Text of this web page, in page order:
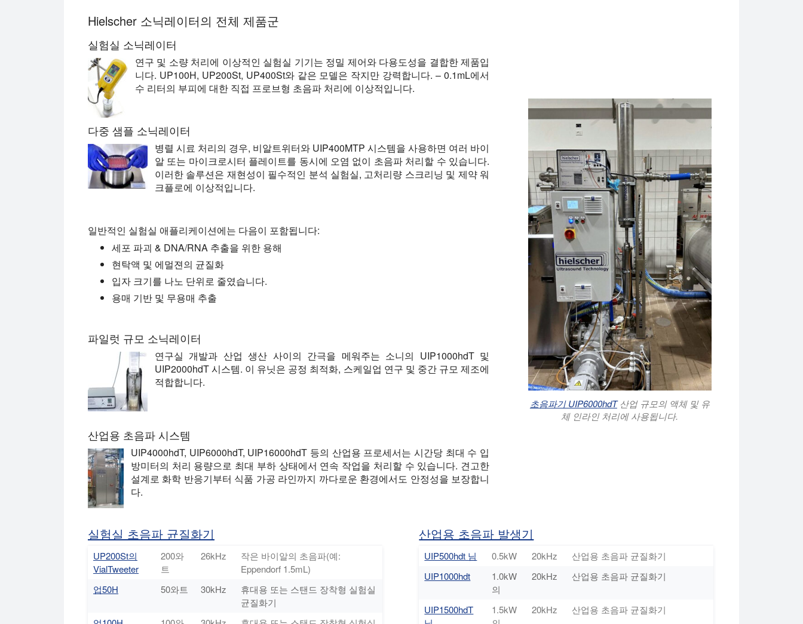
Hielscher 소닉레이터의 전체 제품군
실험실 소닉레이터
연구 및 소량 처리에 이상적인 실험실 기기는 정밀 제어와 다용도성을 결합한 제품입
니다. UP100H, UP200St, UP400St와 같은 모델은 작지만 강력합니다. – 0.1mL에서
수 리터의 부피에 대한 직접 프로브형 초음파 처리에 이상적입니다.
다중 샘플 소닉레이터
병렬 시료 처리의 경우, 비알트위터와 UIP400MTP 시스템을 사용하면 여러 바이
알 또는 마이크로시터 플레이트를 동시에 오염 없이 초음파 처리할 수 있습니다.
이러한 솔루션은 재현성이 필수적인 분석 실험실, 고처리량 스크리닝 및 제약 워
크플로에 이상적입니다.
일반적인 실험실 애플리케이션에는 다음이 포함됩니다:
세포 파괴 & DNA/RNA 추출을 위한 용해
현탁액 및 에멀젼의 균질화
입자 크기를 나노 단위로 줄였습니다.
용매 기반 및 무용매 추출
파일럿 규모 소닉레이터
연구실 개발과 산업 생산 사이의 간극을 메워주는 소니의 UIP1000hdT 및
UIP2000hdT 시스템. 이 유닛은 공정 최적화, 스케일업 연구 및 중간 규모 제조에
적합합니다.
산업용 초음파 시스템
UIP4000hdT, UIP6000hdT, UIP16000hdT 등의 산업용 프로세서는 시간당 최대 수 입
방미터의 처리 용량으로 최대 부하 상태에서 연속 작업을 처리할 수 있습니다. 견고한
설계로 화학 반응기부터 식품 가공 라인까지 까다로운 환경에서도 안정성을 보장합니
다.
초음파기 UIP6000hdT산업 규모의 액체 및 유
체 인라인 처리에 사용됩니다.
실험실 초음파 균질화기
UP200St의
VialTweeter
200와
트
26kHz
작은 바이알의 초음파(예:
Eppendorf 1.5mL)
업50H
50와트 30kHz
휴대용 또는 스탠드 장착형 실험실
균질화기
산업용 초음파 발생기
UIP500hdt 님 0.5kW 20kHz
산업용 초음파 균질화기
UIP1000hdt
1.0kW
의
20kHz 산업용 초음파 균질화기
UIP1500hdT
1.5kW
20kHz 산업용 초음파 균질화기